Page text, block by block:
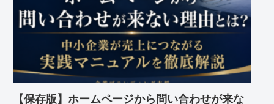
【保存版】ホームページから問い合わせが来な